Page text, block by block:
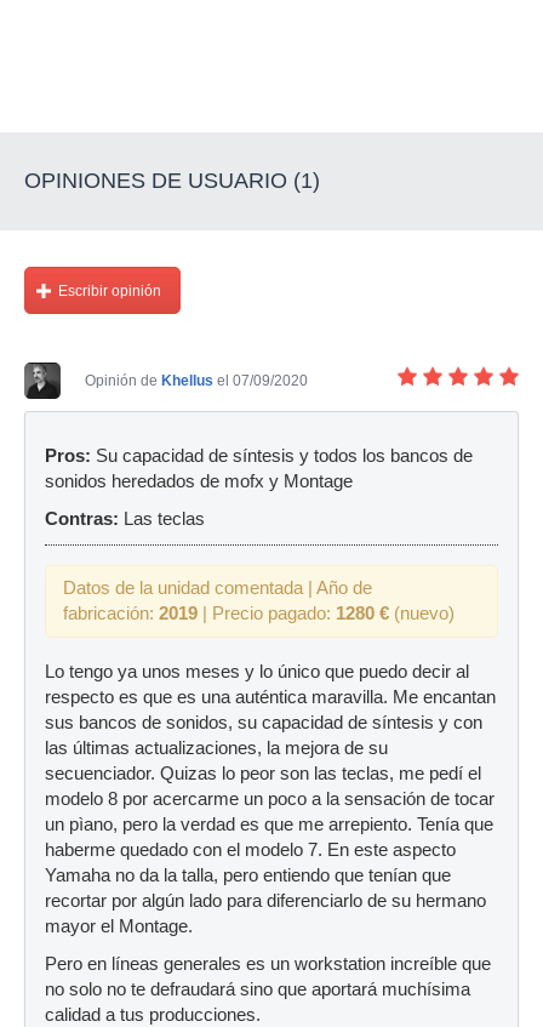
OPINIONES DE USUARIO (1)
Escribir opinión
Opinión de Khellus el 07/09/2020
Pros: Su capacidad de síntesis y todos los bancos de
sonidos heredados de mofx y Montage
Contras: Las teclas
Datos de la unidad comentada | Año de
fabricación: 2019 | Precio pagado: 1280 € (nuevo)
Lo tengo ya unos meses y lo único que puedo decir al
respecto es que es una auténtica maravilla. Me encantan
sus bancos de sonidos, su capacidad de síntesis y con
las últimas actualizaciones, la mejora de su
secuenciador. Quizas lo peor son las teclas, me pedí el
modelo 8 por acercarme un poco a la sensación de tocar
un pìano, pero la verdad es que me arrepiento. Tenía que
haberme quedado con el modelo 7. En este aspecto
Yamaha no da la talla, pero entiendo que tenían que
recortar por algún lado para diferenciarlo de su hermano
mayor el Montage.
Pero en líneas generales es un workstation increíble que
no solo no te defraudará sino que aportará muchísima
calidad a tus producciones.